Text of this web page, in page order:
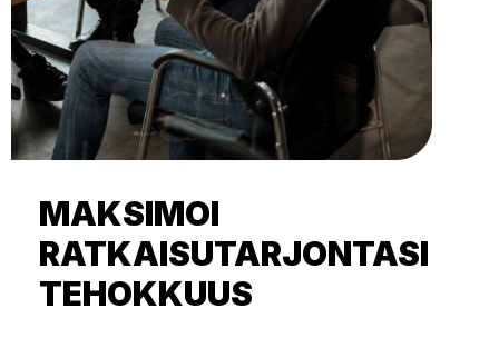
MAKSIMOI
RATKAISUTARJONTASI
TEHOKKUUS